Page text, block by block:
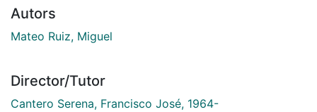
Autors
Mateo Ruiz, Miguel
Director/Tutor
Cantero Serena, Francisco José, 1964-